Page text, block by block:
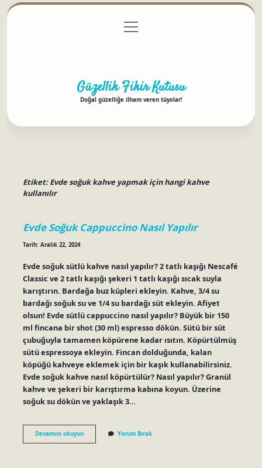
Gizlilik Politikası
menüyü
aç
Güzellik Fikir Kutusu
Doğal güzelliğe ilham veren tüyolar!
Etiket:Evde soğuk kahve yapmak için hangi kahve
kullanılır
Evde Soğuk Cappuccino Nasıl Yapılır
Tarih: Aralık 22, 2024
Evde soğuk sütlü kahve nasıl yapılır? 2 tatlı kaşığı Nescafé
Classic ve 2 tatlı kaşığı şekeri 1 tatlı kaşığı sıcak suyla
karıştırın. Bardağa buz küpleri ekleyin. Kahve, 3/4 su
bardağı soğuk su ve 1/4 su bardağı süt ekleyin. Afiyet
olsun! Evde sütlü cappuccino nasıl yapılır? Büyük bir 150
ml fincana bir shot (30 ml) espresso dökün. Sütü bir süt
çubuğuyla tamamen köpürene kadar ısıtın. Köpürtülmüş
sütü espressoya ekleyin. Fincan dolduğunda, kalan
köpüğü kahveye eklemek için bir kaşık kullanabilirsiniz.
Evde soğuk kahve nasıl köpürtülür? Nasıl yapılır? Granül
kahve ve şekeri bir karıştırma kabına koyun. Üzerine
soğuk su dökün ve yaklaşık 3…
Devamını okuyunEvde
Soğuk
Yorum Bırak